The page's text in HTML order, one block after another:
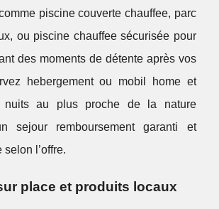
piscine couverte chauffee, parc
ou piscine chauffee sécurisée pour
des moments de détente après vos
hebergement ou mobil home et
nuits au plus proche de la nature
sejour remboursement garanti et
l’offre.
place et produits locaux